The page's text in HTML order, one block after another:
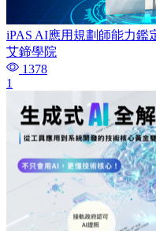
iPAS AI應用規劃師能力鑑
艾鍗學院
1378
1